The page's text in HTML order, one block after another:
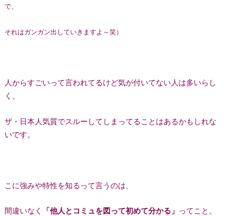
で、
それはガンガン出していきますよ～笑）
人からすごいって言われてるけど気が付いてない人は多いらし
く、
ザ・日本人気質でスルーしてしまってることはあるかもしれな
いです。
こに強みや特性を知るって言うのは、
間違いなく 「他人とコミュを図って初めて分かる」 ってこと。